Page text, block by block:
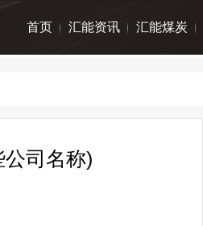
首页 汇能资讯 汇能煤炭
司名称)